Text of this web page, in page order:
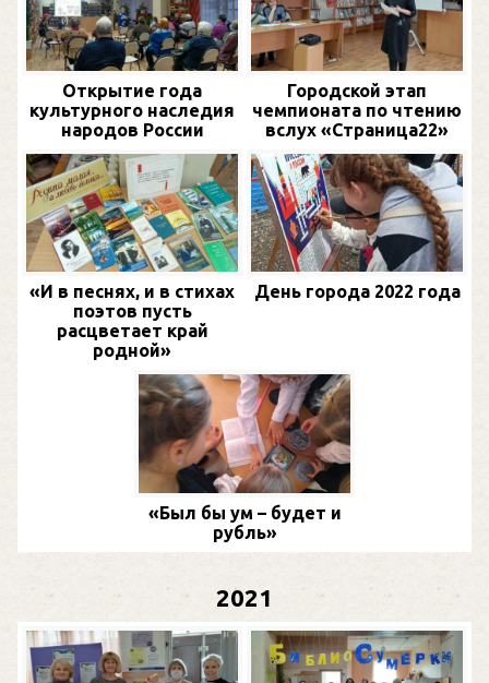
Открытие года
культурного наследия
народов России
Городской этап
чемпионата по чтению
вслух «Страница22»
«И в песнях, и в стихах
поэтов пусть
расцветает край
родной»
День города 2022 года
«Был бы ум – будет и
рубль»
2021